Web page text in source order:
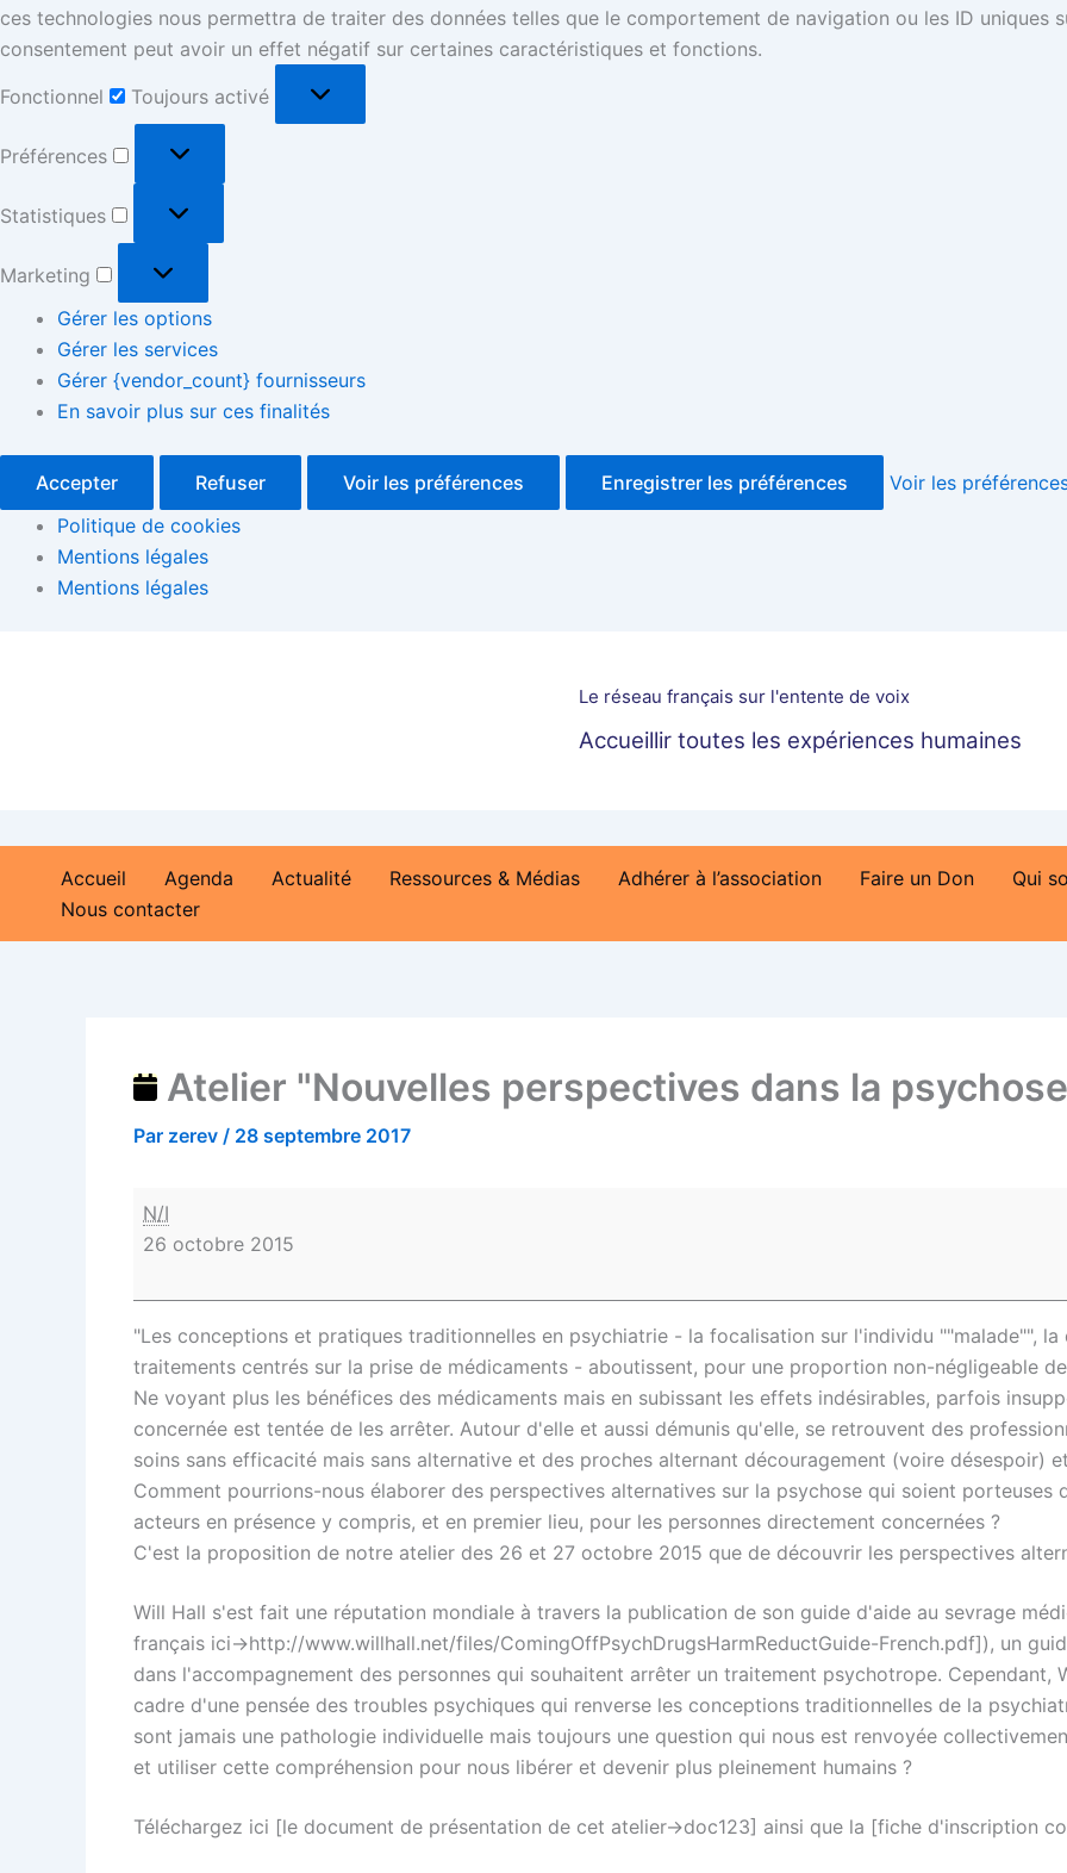
ces technologies nous permettra de traiter des données telles que le comportement de navigation ou les ID uniques
consentement peut avoir un effet négatif sur certaines caractéristiques et fonctions.
Fonctionnel
Toujours activé
Préférences
Statistiques
Marketing
Gérer les options
Gérer les services
Gérer {vendor_count} fournisseurs
En savoir plus sur ces finalités
Accepter Refuser Voir les préférences Enregistrer les préférences
Voir les
Politique de cookies
Mentions légales
Mentions légales
Le réseau français sur l'entente de voix
Accueillir toutes les expériences humaines
Accueil Agenda Actualité Ressources & Médias Adhérer à l’association Faire un Don
Qui
Nous contacter
Atelier "Nouvelles perspectives dans la
Par zerev / 28 septembre 2017
N/I
26 octobre 2015
"Les conceptions et pratiques traditionnelles en psychiatrie - la focalisation sur l'individu ""malade"",
traitements centrés sur la prise de médicaments - aboutissent, pour une proportion non-négligeable
Ne voyant plus les bénéfices des médicaments mais en subissant les effets indésirables, parfois
concernée est tentée de les arrêter. Autour d'elle et aussi démunis qu'elle, se retrouvent des
soins sans efficacité mais sans alternative et des proches alternant découragement (voire désespoir)
Comment pourrions-nous élaborer des perspectives alternatives sur la psychose qui soient
acteurs en présence y compris, et en premier lieu, pour les personnes directement concernées ?
C'est la proposition de notre atelier des 26 et 27 octobre 2015 que de découvrir les perspectives
Will Hall s'est fait une réputation mondiale à travers la publication de son guide d'aide au sevrage
français ici->http://www.willhall.net/files/ComingOffPsychDrugsHarmReductGuide-French.pdf]), un
dans l'accompagnement des personnes qui souhaitent arrêter un traitement psychotrope. Cependant,
cadre d'une pensée des troubles psychiques qui renverse les conceptions traditionnelles de la
sont jamais une pathologie individuelle mais toujours une question qui nous est renvoyée
et utiliser cette compréhension pour nous libérer et devenir plus pleinement humains ?
Téléchargez ici [le document de présentation de cet atelier->doc123] ainsi que la [fiche d'inscription